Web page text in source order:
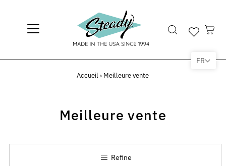
Accueil › Meilleure vente
Meilleure vente
Refine
FR